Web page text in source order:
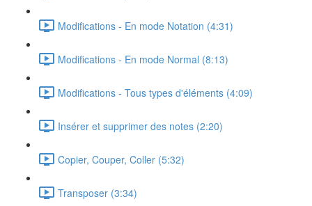
Modifications - En mode Notation (4:31)
Modifications - En mode Normal (8:13)
Modifications - Tous types d'éléments (4:09)
Insérer et supprimer des notes (2:20)
Copier, Couper, Coller (5:32)
Transposer (3:34)